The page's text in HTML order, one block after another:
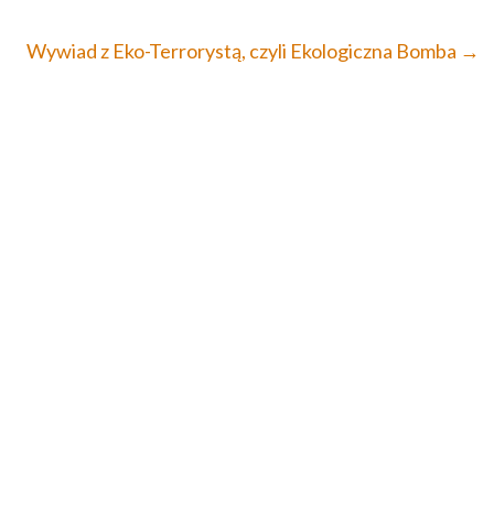
Wywiad z Eko-Terrorystą, czyli Ekologiczna Bomba →